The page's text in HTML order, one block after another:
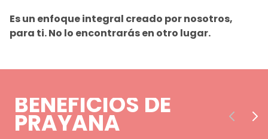
Es un enfoque integral creado por nosotros,
para ti. No lo encontrarás en otro lugar.
BENEFICIOS DE
PRAYANA